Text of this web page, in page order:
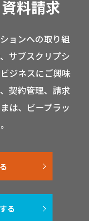
料請求
ョンへの取り組
サブスクリプシ
ジネスにご興味
契約管理、請求
は、ビープラッ
る